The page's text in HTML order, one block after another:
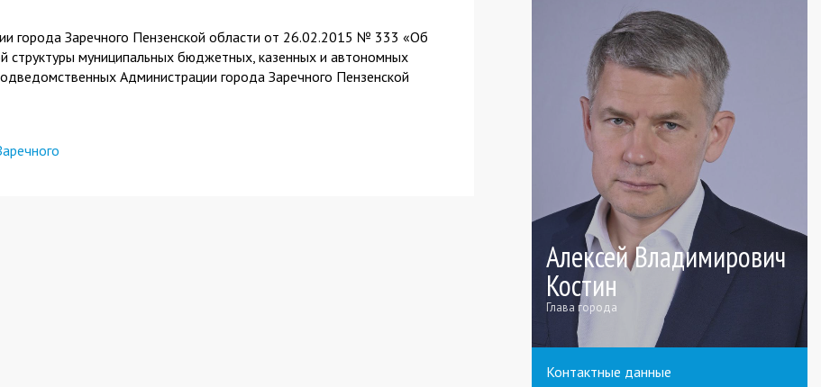
города Заречного Пензенской области от 26.02.2015 № 333 «Об
структуры муниципальных бюджетных, казенных и автономных
Администрации города Заречного Пензенской
Алексей Владимирович
Костин
Глава города
Контактные данные